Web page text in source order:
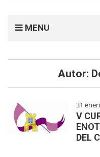
MENU
Autor:
31
V
DEL